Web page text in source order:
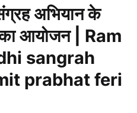
अभियान के
का आयोजन | Ram
sangrah
prabhat feri